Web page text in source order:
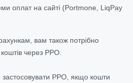
оплат на сайті (Portmone, LiqPay
вам також потрібно
через РРО.
застосовувати РРО, якщо кошти